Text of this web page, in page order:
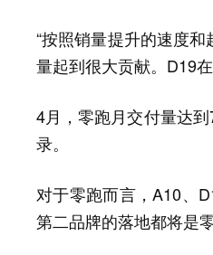
“按照销量提升的速度
量起到很大贡献。D19
4月，零跑月交付量达
录。
对于零跑而言，A10、
第二品牌的落地都将是